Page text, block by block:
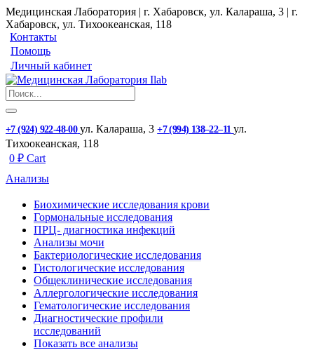
Медицинская Лаборатория | г. Хабаровск, ул. Калараша, 3 | г.
Хабаровск, ул. ​Тихоокеанская, 118
Контакты
Помощь
Личный кабинет
+7 (924) 922-48-00 ул. ​Калараша, 3 +7 (994) 138‒22‒11 ул. ​
Тихоокеанская, 118
0 ₽ Cart
Анализы
Биохимические исследования крови
Гормональные исследования
ПРЦ- диагностика инфекций
Анализы мочи
Бактериологические исследования
Гистологические исследования
Общеклинические исследования
Аллергологические исследования
Гематологические исследования
Диагностические профили
исследований
Показать все анализы